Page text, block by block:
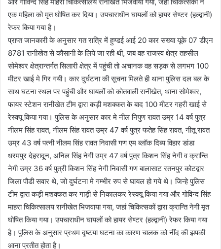
एक महिला को मृत घोषित कर दिया। उपचाराधीन घायलों को हायर सेण्टर (हल्द्वानी)
रेफर किया गया है।
प्राप्त जानकारी के अनुसार गत रात्रि में हुण्डई आई 20 कार सख्या यूके 07 डीएन
8781 रानीखेत से कौसानी के लिये जा रही थी, जब वह राजस्व क्षेत्र तहसील
सोमेश्वर क्षेत्रान्तर्गत सिलारी क्षेत्र में पहुंची तो अचानक वह सड़क से लगभग 100
मीटर खाई मे गिर गयी। कार दुर्घटना की सूचना मिलते ही थाना पुलिस दल बल के
साथ घटना स्थल पर पहुंची और घायलों को कोतवाली रानीखेत, थाना सोमेश्वर,
फायर स्टेशन रानीखेत टीम द्वारा कड़ी मशक्कत के बाद 100 मीटर गहरी खाई से
रेस्क्यू किया गया। पुलिस के अनुसार कार मे नील निपुण रावत उम्र 14 वर्ष पुत्र
नीलम सिंह रावत, नीलम सिंह रावत उम्र 47 वर्ष पुत्र फतेह सिंह रावत, नीतू रावत
उम्र 43 वर्ष पत्नी नीलम सिंह रावत निवासी गण एम ब्लॉक दिब्य विहार डांडा
धरमपुर देहरादून, अनिल सिंह नेगी उम्र 47 वर्ष पुत्र किशन सिंह नेगी व क्रान्ति
नेगी उम्र 36 वर्ष पुत्री किशन सिंह नेगी निवासी गण बालासाट रतनपुर कोटद्वार
जिला पौडी सवार थे, जो दुर्घटना मे गम्भीर रुप से घायल हो गये थे। जिन्हे पुलिस
टीम द्वारा कड़ी मशक्कत कर गाड़ी से निकालकर रेस्क्यू किया गया और गोविन्द सिंह
माहरा चिकित्सालय रानीखेत भिजवाया गया, जहां चिकित्सकों द्वारा क्रान्ति नेगी मृत
घोषित किया गया। उपचाराधीन घायलों को हायर सेण्टर (हल्द्वानी) रेफर किया गया
है। पुलिस के अनुसार प्रथम दृष्टया घटना का कारण चालक को नींद की झपकी
आना प्रतीत होता है।